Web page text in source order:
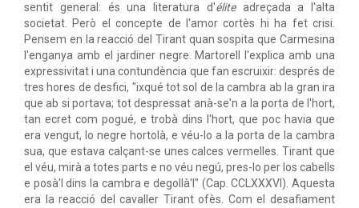
sentit general: és una literatura d'éliteadreçada a l'alta
societat. Però el concepte de l'amor cortès hi ha fet crisi.
Pensem en la reacció del Tirant quan sospita que Carmesina
l'enganya amb el jardiner negre. Martorell l'explica amb una
expressivitat i una contundència que fan escruixir: després de
tres hores de desfici, "ixqué tot sol de la cambra ab la gran ira
que ab si portava; tot despressat anà-se'n a la porta de l'hort,
tan ecret com pogué, e trobà dins l'hort, que poc havia que
era vengut, lo negre hortolà, e véu-lo a la porta de la cambra
sua, que estava calçant-se unes calces vermelles. Tirant que
el véu, mirà a totes parts e no véu negú, pres-lo per los cabells
e posà'l dins la cambra e degollà'l" (Cap. CCLXXXVI). Aquesta
era la reacció del cavaller Tirant ofès. Com el desafiament